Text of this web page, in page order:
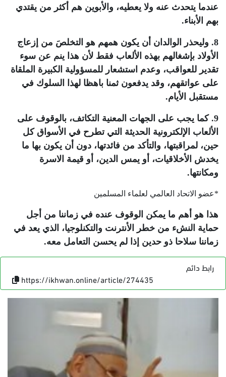
عندما يتحدث عنه ولا يعطيه، والأبوين هم أكثر من يقتدي
بهم الأبناء.
8. وليحذر الوالدان أن يكون همهم هو التخلصَ من إزعاج
الأولاد بإشغالهم بهذه الألعاب فقط لأن هذا ينم عن سوء
تقدير للعواقب، وعدم استشعار للمسؤولية الكبيرة الملقاة
على عواتقهم، وقد يدفعون ثمنا باهظا لهذا السلوك في
مستقبل الأيام.
9. كما يجب على الجهات المعنية التكاتف، بالوقوف على
الألعاب الإلكترونية الحديثة التي تطرح في الأسواق كل
حين، لمراقبتها، والتأكد من فائدتها، دون أن يكون بها ما
يخدش الأخلاقيات، أو يمس الدين، أو قيمة الاسرة
ومكانتها.
*عضو الاتحاد العالمي لعلماء المسلمين
هذا هو أهم ما يمكن الوقوف عنده في زماننا من أجل
حماية النشء من خطر الأنترنت والتكنلوجيا، الذي يعد في
زماننا سلاحا ذو حدين إذا لم يحسن التعامل معه.
رابط دائم
https://ikhwan.online/article/274435